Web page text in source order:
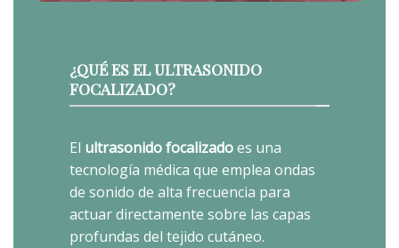
¿QUÉ ES EL ULTRASONIDO
FOCALIZADO?
El ultrasonido focalizadoes una
tecnología médica que emplea ondas
de sonido de alta frecuencia para
actuar directamente sobre las capas
profundas del tejido cutáneo.